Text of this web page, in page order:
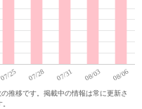
推移です。掲載中の情報は常に更新さ